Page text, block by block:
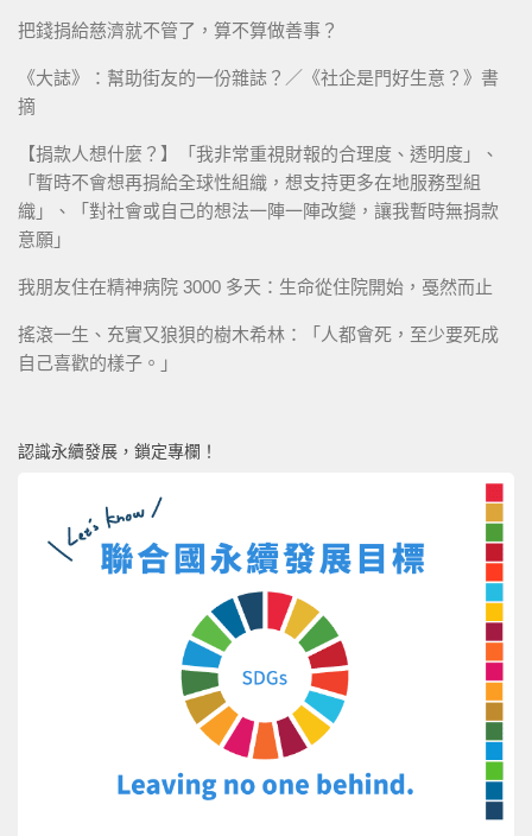
把錢捐給慈濟就不管了，算不算做善事？
《大誌》：幫助街友的一份雜誌？／《社企是門好生意？》書
摘
【捐款人想什麼？】「我非常重視財報的合理度、透明度」、
「暫時不會想再捐給全球性組織，想支持更多在地服務型組
織」、「對社會或自己的想法一陣一陣改變，讓我暫時無捐款
意願」
我朋友住在精神病院 3000 多天：生命從住院開始，戞然而止
搖滾一生、充實又狼狽的樹木希林：「人都會死，至少要死成
自己喜歡的樣子。」
認識永續發展，鎖定專欄！